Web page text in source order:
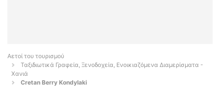
Αετοί του τουρισμού
Ταξιδιωτικά Γραφεία, Ξενοδοχεία, Ενοικιαζόμενα Διαμερίσματα -
Χανιά
Cretan Berry Kondylaki